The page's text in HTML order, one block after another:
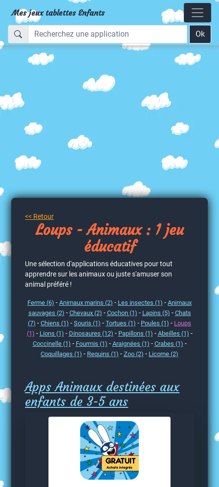
Mes jeux tablettes Enfants
Ok
<< Retour
Loups - Animaux : 1 jeu
éducatif
Une sélection d'applications éducatives pour tout
apprendre sur les animaux ou juste s'amuser son
animal préféré !
Ferme (6) - Animaux marins (2) - Les insectes (1) - Animaux
sauvages (2) - Chevaux (2) - Cochon (1) - Lapins (5) - Chats
(7) - Chiens (1) - Souris (1) - Tortues (1) - Poules (1) - Loups
(1) - Lions (1) - Dinosaures (12) - Papillons (1) - Abeilles (1) -
Coccinelle (1) - Fourmis (1) - Araignées (1) - Crabes (1) -
Coquillages (1) - Requins (1) - Zoo (2) - Licorne (2)
Apps Animaux destinées aux
enfants de 3-5 ans